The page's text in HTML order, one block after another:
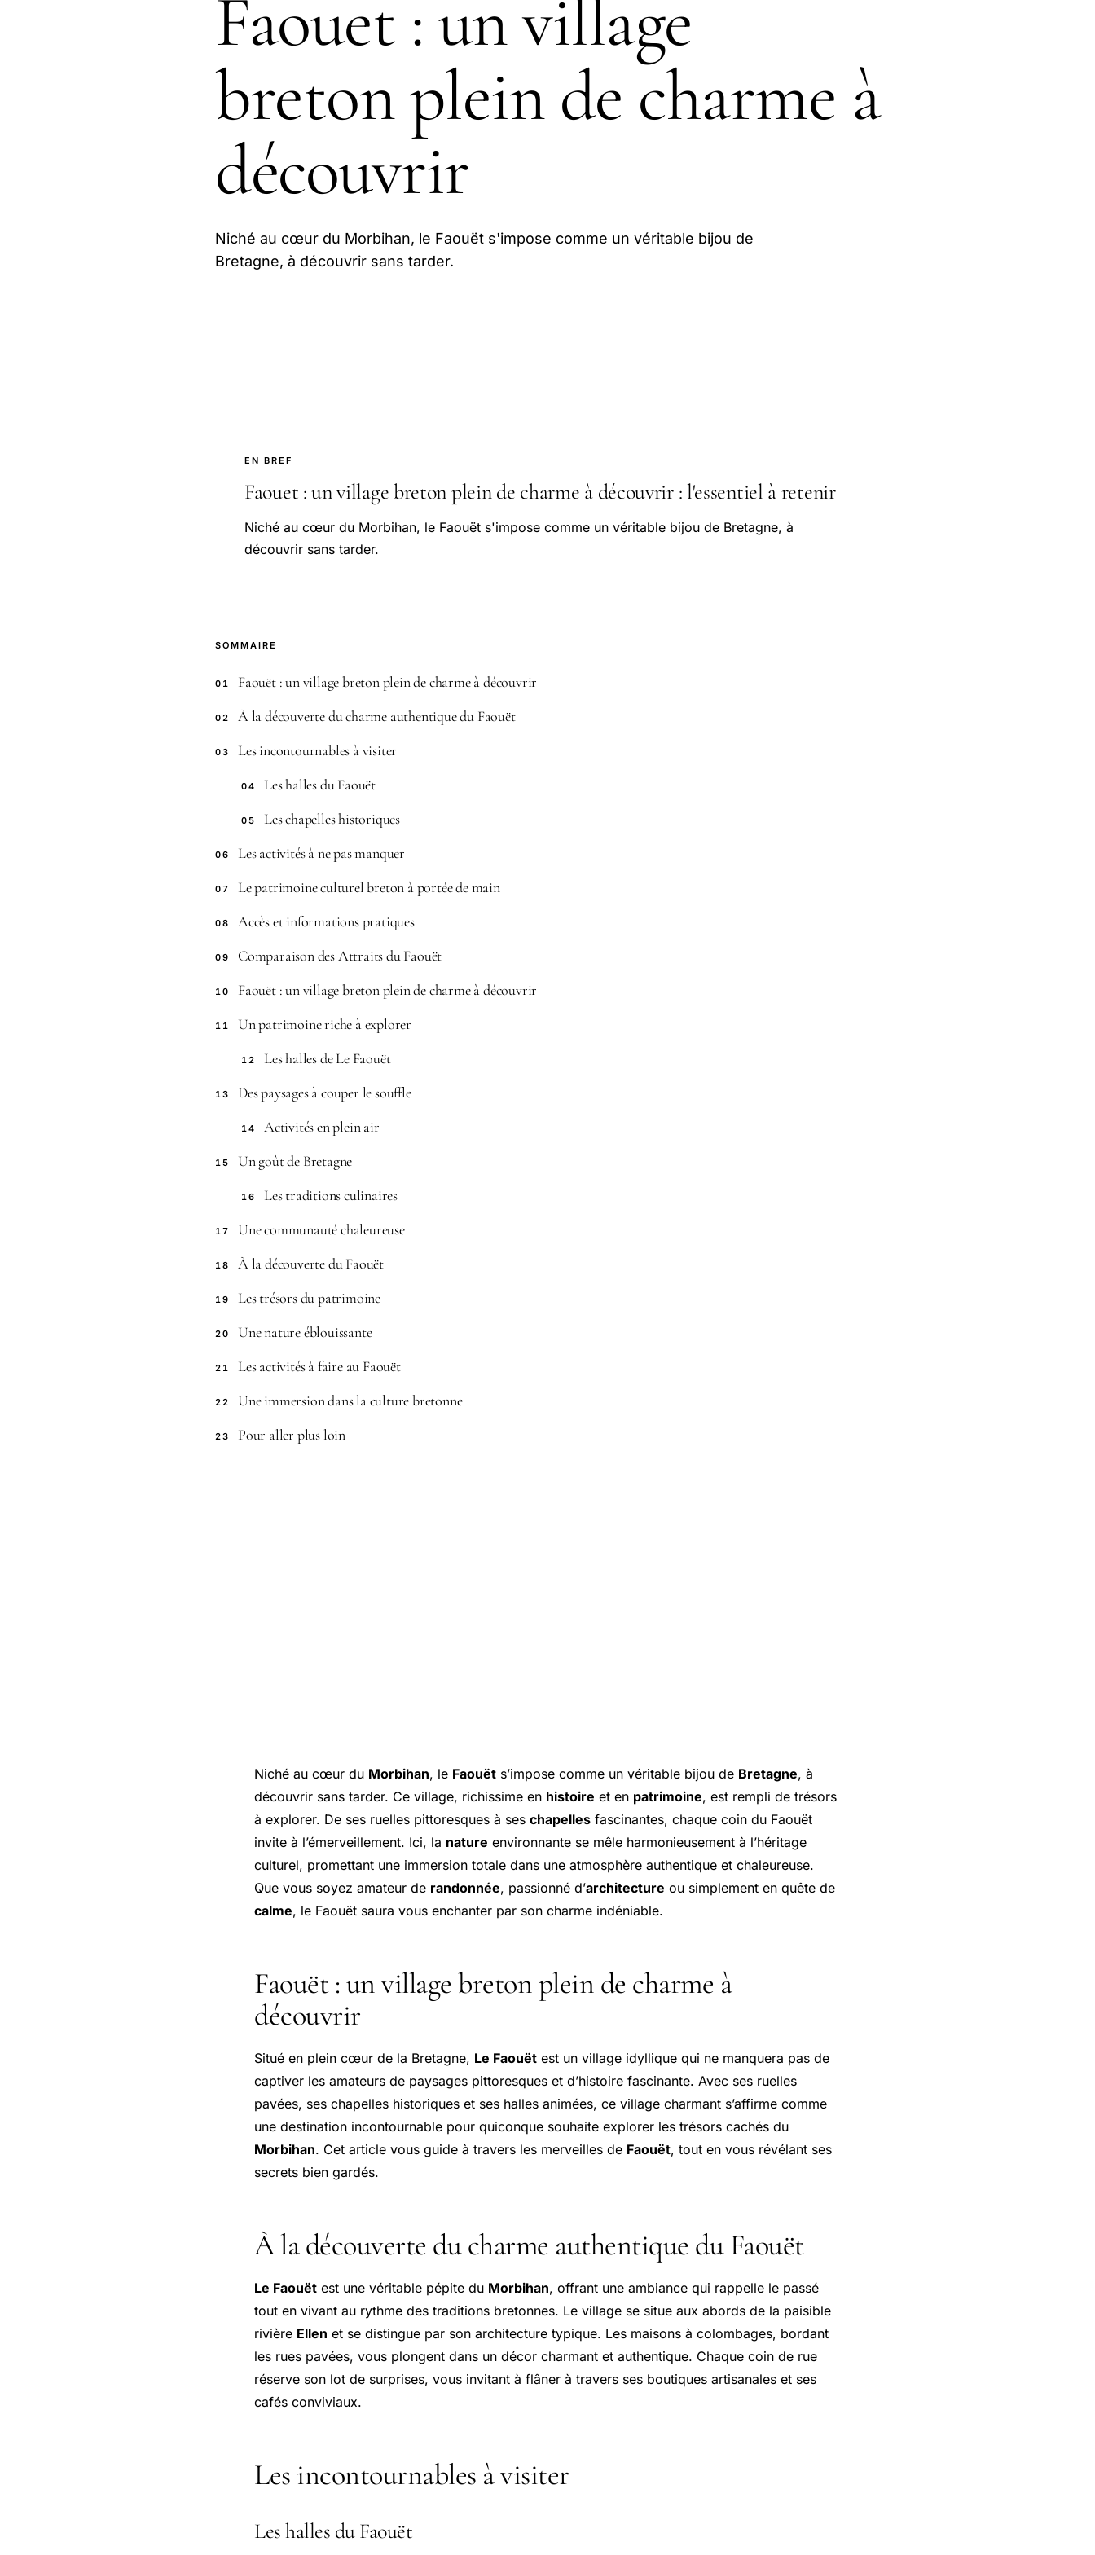
Faouet : un village
breton plein de charme à
découvrir
Niché au cœur du Morbihan, le Faouët s'impose comme un véritable bijou de
Bretagne, à découvrir sans tarder.
EN BREF
Faouet : un village breton plein de charme à découvrir : l'essentiel à retenir
Niché au cœur du Morbihan, le Faouët s'impose comme un véritable bijou de Bretagne, à
découvrir sans tarder.
SOMMAIRE
01 Faouët : un village breton plein de charme à découvrir
02 À la découverte du charme authentique du Faouët
03 Les incontournables à visiter
04 Les halles du Faouët
05 Les chapelles historiques
06 Les activités à ne pas manquer
07 Le patrimoine culturel breton à portée de main
08 Accès et informations pratiques
09 Comparaison des Attraits du Faouët
10 Faouët : un village breton plein de charme à découvrir
11 Un patrimoine riche à explorer
12 Les halles de Le Faouët
13 Des paysages à couper le souffle
14 Activités en plein air
15 Un goût de Bretagne
16 Les traditions culinaires
17 Une communauté chaleureuse
18 À la découverte du Faouët
19 Les trésors du patrimoine
20 Une nature éblouissante
21 Les activités à faire au Faouët
22 Une immersion dans la culture bretonne
23 Pour aller plus loin
Niché au cœur du Morbihan, le Faouët s’impose comme un véritable bijou de Bretagne, à
découvrir sans tarder. Ce village, richissime en histoire et en patrimoine, est rempli de trésors
à explorer. De ses ruelles pittoresques à ses chapelles fascinantes, chaque coin du Faouët
invite à l’émerveillement. Ici, la nature environnante se mêle harmonieusement à l’héritage
culturel, promettant une immersion totale dans une atmosphère authentique et chaleureuse.
Que vous soyez amateur de randonnée, passionné d’architecture ou simplement en quête de
calme, le Faouët saura vous enchanter par son charme indéniable.
Faouët : un village breton plein de charme à
découvrir
Situé en plein cœur de la Bretagne, Le Faouët est un village idyllique qui ne manquera pas de
captiver les amateurs de paysages pittoresques et d’histoire fascinante. Avec ses ruelles
pavées, ses chapelles historiques et ses halles animées, ce village charmant s’affirme comme
une destination incontournable pour quiconque souhaite explorer les trésors cachés du
Morbihan. Cet article vous guide à travers les merveilles de Faouët, tout en vous révélant ses
secrets bien gardés.
À la découverte du charme authentique du Faouët
Le Faouët est une véritable pépite du Morbihan, offrant une ambiance qui rappelle le passé
tout en vivant au rythme des traditions bretonnes. Le village se situe aux abords de la paisible
rivière Ellen et se distingue par son architecture typique. Les maisons à colombages, bordant
les rues pavées, vous plongent dans un décor charmant et authentique. Chaque coin de rue
réserve son lot de surprises, vous invitant à flâner à travers ses boutiques artisanales et ses
cafés conviviaux.
Les incontournables à visiter
Les halles du Faouët